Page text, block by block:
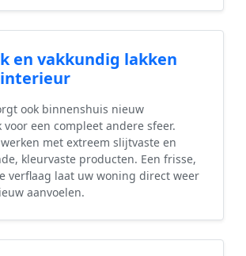
en vakkundig lakken
ook binnenshuis nieuw
een compleet andere sfeer.
met extreem slijtvaste en
kleurvaste producten. Een frisse,
verflaag laat uw woning direct weer
aanvoelen.